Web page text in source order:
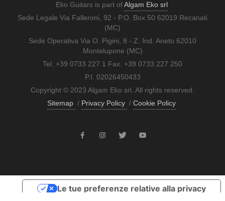
Eko Guitars is part ofAlgam Eko srl
Sede Legale Via Falleroni, 92 - P.O. Box 50 62019 Recanati
(MC)
Sede Operativa Via O. Pigini, 8 - Z. Ind. Aneto 62010
Montelupone (MC)
Tel. +39 0733 227 1 Fax. +39 0733 227 250
P.I. 02026450433
Copyright © 2023 Algam Eko srl. All rights reserved.
Sitemap / Privacy Policy / Cookie Policy
Le tue preferenze relative alla privacy